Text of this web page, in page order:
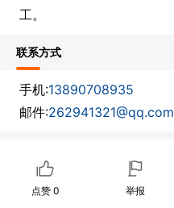
工。
联系方式
手机:13890708935
邮件:262941321@qq.com
点赞 0 举报